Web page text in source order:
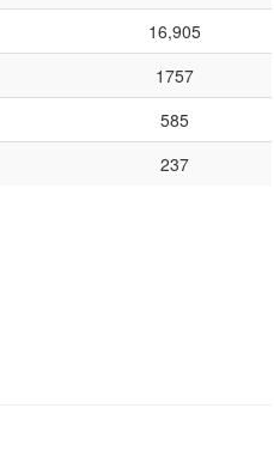
16,905
1757
585
237